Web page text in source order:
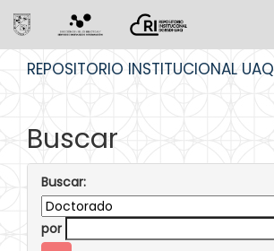
REPOSITORIO INSTITUCIONAL UAQ
Buscar
Buscar:
por